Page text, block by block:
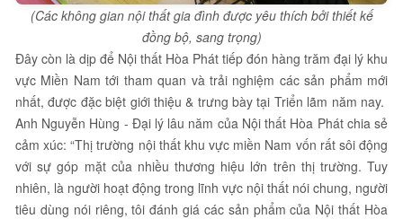
(Các không gian nội thất gia đình được yêu thích bởi thiết kế
đồng bộ, sang trọng)
Đây còn là dịp để Nội thất Hòa Phát tiếp đón hàng trăm đại lý khu
vực Miền Nam tới tham quan và trải nghiệm các sản phẩm mới
nhất, được đặc biệt giới thiệu & trưng bày tại Triển lãm năm nay.
Anh Nguyễn Hùng - Đại lý lâu năm của Nội thất Hòa Phát chia sẻ
cảm xúc: “Thị trường nội thất khu vực miền Nam vốn rất sôi động
với sự góp mặt của nhiều thương hiệu lớn trên thị trường. Tuy
nhiên, là người hoạt động trong lĩnh vực nội thất nói chung, người
tiêu dùng nói riêng, tôi đánh giá các sản phẩm của Nội thất Hòa